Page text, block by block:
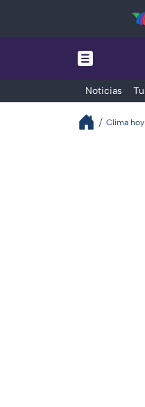
Noticias
Clima hoy